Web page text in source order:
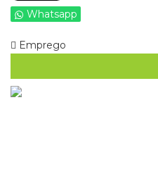
Whatsapp
Emprego